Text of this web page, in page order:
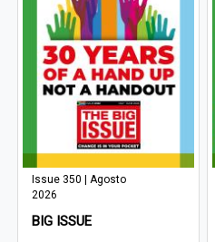
Issue 350 | Agosto
2026
BIG ISSUE